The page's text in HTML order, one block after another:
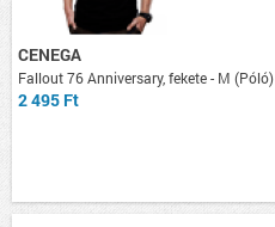
CENEGA
Fallout 76 Anniversary, fekete - M (Póló)
2 495 Ft